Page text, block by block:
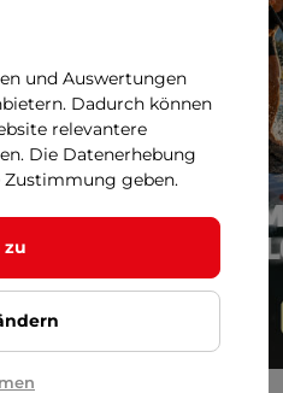
der
das
ein
und
zu
und Auswertungen
Dadurch können
relevantere
Die Datenerhebung
Zustimmung geben.
zu